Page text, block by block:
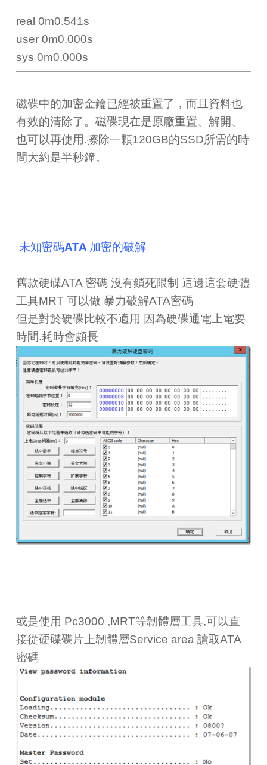
real 0m0.541s
user 0m0.000s
sys 0m0.000s
磁碟中的加密金鑰已經被重置了，而且資料也
有效的清除了。磁碟現在是原廠重置、解開、
也可以再使用.擦除一顆120GB的SSD所需的時
間大約是半秒鐘。
未知密碼ATA 加密的破解
舊款硬碟ATA 密碼 沒有鎖死限制 這邊這套硬體
工具MRT 可以做 暴力破解ATA密碼
但是對於硬碟比較不適用 因為硬碟通電上電要
時間.耗時會頗長
或是使用 Pc3000 ,MRT等韌體層工具,可以直
接從硬碟碟片上韌體層Service area 讀取ATA
密碼